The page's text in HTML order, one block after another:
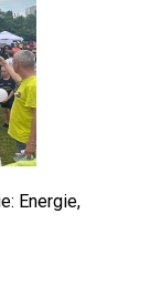
Energie,